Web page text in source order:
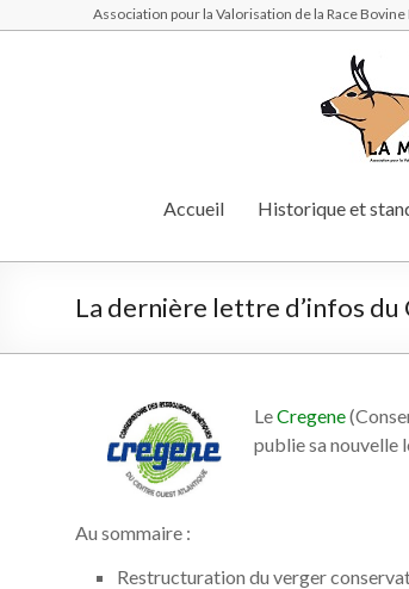
Association pour la Valorisation de la Race
Accueil Historique et
La dernière lettre d’infos du
LeCregene
publie sa nouvelle
Au sommaire :
Restructuration du verger